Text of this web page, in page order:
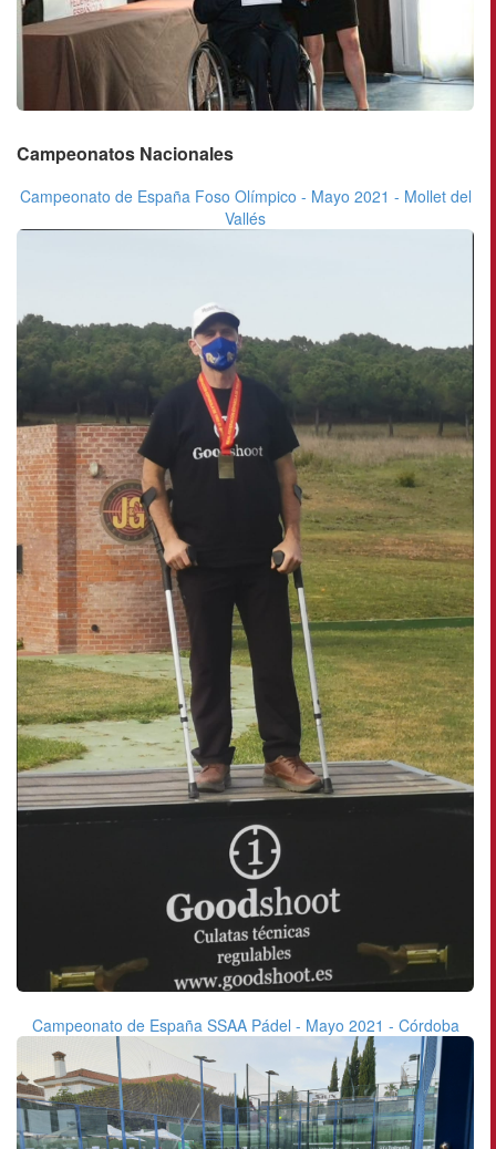
Campeonatos Nacionales
Campeonato de España Foso Olímpico - Mayo 2021 - Mollet del
Vallés
Campeonato de España SSAA Pádel - Mayo 2021 - Córdoba